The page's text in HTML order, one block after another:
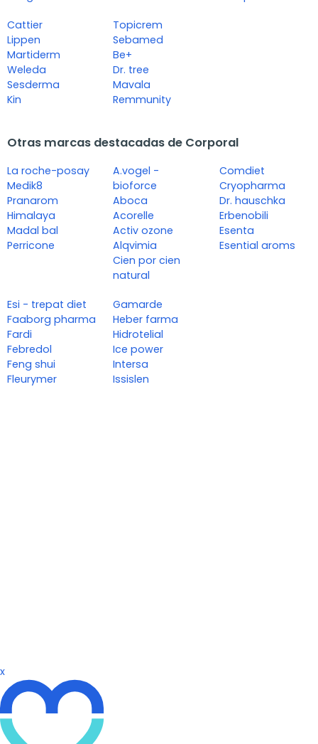
Cattier
Lippen
Martiderm
Weleda
Sesderma
Kin
Topicrem
Sebamed
Be+
Dr. tree
Mavala
Remmunity
Otras marcas destacadas de Corporal
La roche-posay
Medik8
Pranarom
Himalaya
Madal bal
Perricone
A.vogel -
bioforce
Aboca
Acorelle
Activ ozone
Alqvimia
Cien por cien
natural
Comdiet
Cryopharma
Dr. hauschka
Erbenobili
Esenta
Esential aroms
Esi - trepat diet
Faaborg pharma
Fardi
Febredol
Feng shui
Fleurymer
Gamarde
Heber farma
Hidrotelial
Ice power
Intersa
Issislen
x